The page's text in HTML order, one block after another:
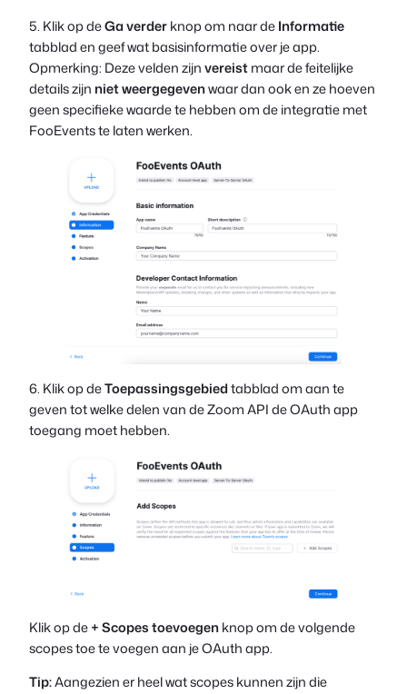
5. Klik op deGa verderknop om naar deInformatie
tabblad en geef wat basisinformatie over je app.
Opmerking: Deze velden zijnvereistmaar de feitelijke
details zijn niet weergegevenwaar dan ook en ze hoeven
geen specifieke waarde te hebben om de integratie met
FooEvents te laten werken.
6. Klik op deToepassingsgebiedtabblad om aan te
geven tot welke delen van de Zoom API de OAuth app
toegang moet hebben.
Klik op de+Scopes toevoegenknop om de volgende
scopes toe te voegen aan je OAuth app.
Tip:Aangezien er heel wat scopes kunnen zijn die